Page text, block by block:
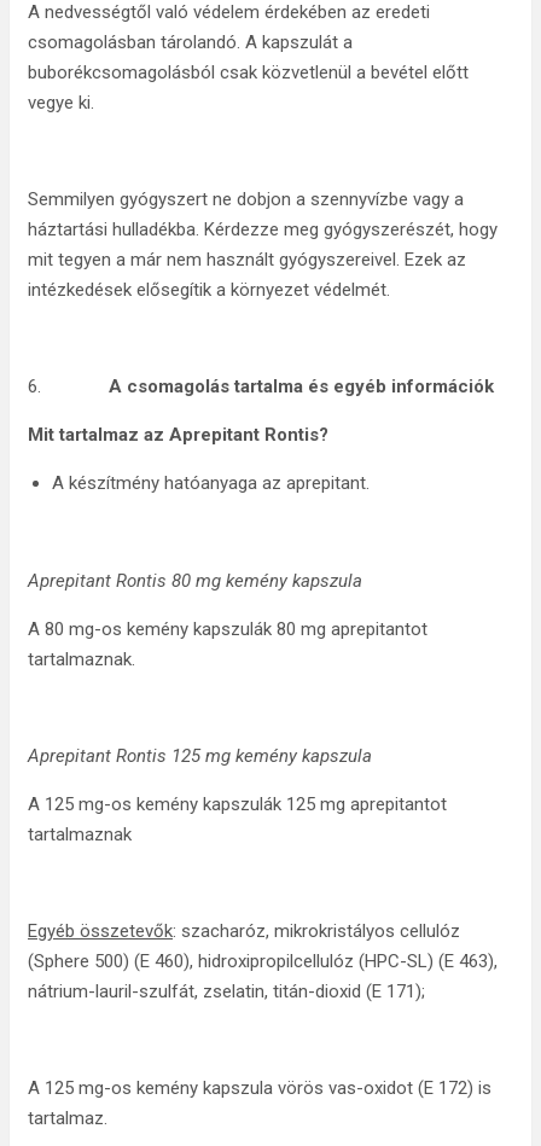
A nedvességtől való védelem érdekében az eredeti
csomagolásban tárolandó. A kapszulát a
buborékcsomagolásból csak közvetlenül a bevétel előtt
vegye ki.
Semmilyen gyógyszert ne dobjon a szennyvízbe vagy a
háztartási hulladékba. Kérdezze meg gyógyszerészét, hogy
mit tegyen a már nem használt gyógyszereivel. Ezek az
intézkedések elősegítik a környezet védelmét.
6. A csomagolás tartalma és egyéb információk
Mit tartalmaz az Aprepitant Rontis?
A készítmény hatóanyaga az aprepitant.
Aprepitant Rontis 80 mg kemény kapszula
A 80 mg-os kemény kapszulák 80 mg aprepitantot
tartalmaznak.
Aprepitant Rontis 125 mg kemény kapszula
A 125 mg-os kemény kapszulák 125 mg aprepitantot
tartalmaznak
Egyéb összetevők: szacharóz, mikrokristályos cellulóz
(Sphere 500) (E 460), hidroxipropilcellulóz (HPC-SL) (E 463),
nátrium-lauril-szulfát, zselatin, titán-dioxid (E 171);
A 125 mg-os kemény kapszula vörös vas-oxidot (E 172) is
tartalmaz.